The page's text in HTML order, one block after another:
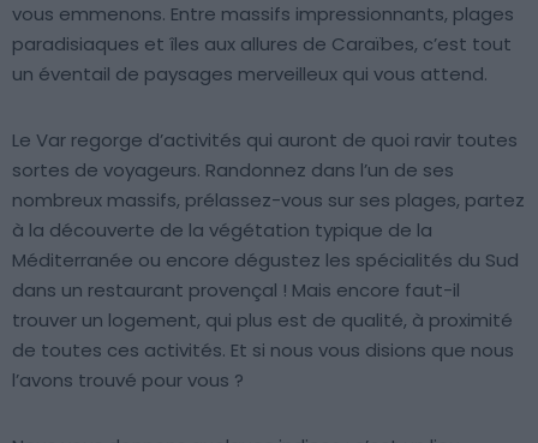
vous emmenons. Entre massifs impressionnants, plages
paradisiaques et îles aux allures de Caraïbes, c’est tout
un éventail de paysages merveilleux qui vous attend.
Le Var regorge d’activités qui auront de quoi ravir toutes
sortes de voyageurs. Randonnez dans l’un de ses
nombreux massifs, prélassez-vous sur ses plages, partez
à la découverte de la végétation typique de la
Méditerranée ou encore dégustez les spécialités du Sud
dans un restaurant provençal ! Mais encore faut-il
trouver un logement, qui plus est de qualité, à proximité
de toutes ces activités. Et si nous vous disions que nous
l’avons trouvé pour vous ?